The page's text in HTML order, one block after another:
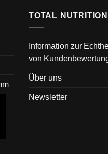
TOTAL NUTRITION
Information zur
von
Über uns
Newsletter